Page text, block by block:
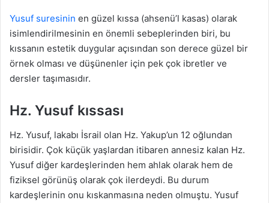
Yusuf suresinin en güzel kıssa (ahsenü’l kasas) olarak
isimlendirilmesinin en önemli sebeplerinden biri, bu
kıssanın estetik duygular açısından son derece güzel bir
örnek olması ve düşünenler için pek çok ibretler ve
dersler taşımasıdır.
Hz. Yusuf kıssası
Hz. Yusuf, lakabı İsrail olan Hz. Yakup’un 12 oğlundan
birisidir. Çok küçük yaşlardan itibaren annesiz kalan Hz.
Yusuf diğer kardeşlerinden hem ahlak olarak hem de
fiziksel görünüş olarak çok ilerdeydi. Bu durum
kardeşlerinin onu kıskanmasına neden olmuştu. Yusuf